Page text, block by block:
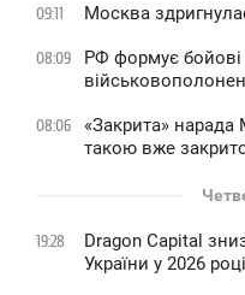
09:11 Москва
08:09
РФ формує бойові
08:06
«Закрита»
такою вже
19:28
Dragon Capital
України у 2026